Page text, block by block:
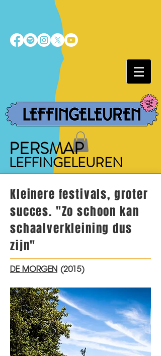
PERSMAP
LEFFINGELEUREN
Kleinere festivals, groter
succes. "Zo schoon kan
schaalverkleining dus
zijn"
DE MORGEN (2015)